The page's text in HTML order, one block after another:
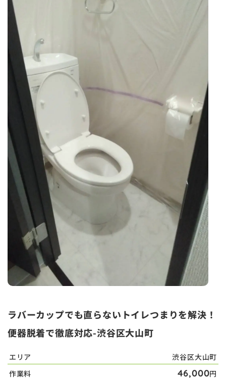
ラバーカップでも直らないトイレつまりを解決！
便器脱着で徹底対応-渋谷区大山町
エリア
渋谷区大山町
作業料
46,000円